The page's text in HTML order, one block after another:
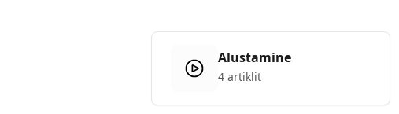
Alustamine
4 artiklit